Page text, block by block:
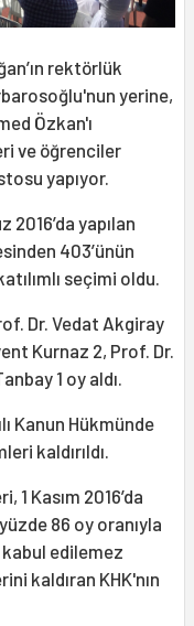
rektörlük
yerine,
Özkan'ı
ve öğrenciler
yapıyor.
yapılan
403’ünün
seçimi oldu.
Dr. Vedat Akgiray
Kurnaz 2, Prof. Dr.
1 oy aldı.
Kanun Hükmünde
kaldırıldı.
Kasım 2016’da
86 oy oranıyla
edilemez
kaldıran KHK'nın